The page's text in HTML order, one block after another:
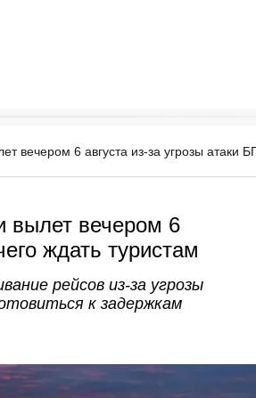
вечером 6 августа из-за угрозы атаки
вылет вечером 6
ждать туристам
рейсов из-за угрозы
к задержкам